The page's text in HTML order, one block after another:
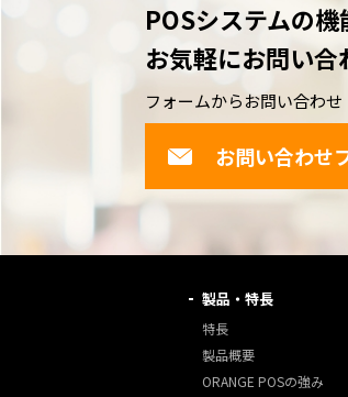
POSシステムの
お気軽にお問い合
フォームからお問い合わせ
お問い合わせ
製品・特長
特長
製品概要
ORANGE POSの強み